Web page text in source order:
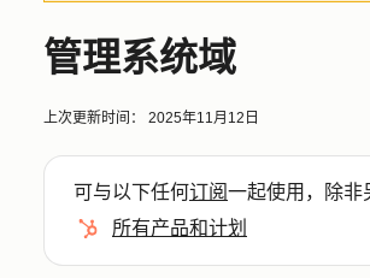
管理系统域
上次更新时间： 2025年11月12日
可与以下任何订阅一起使用，除非
所有产品和计划